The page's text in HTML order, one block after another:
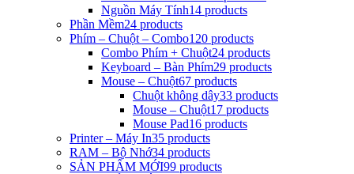
Nguồn Máy Tính14 products
Phần Mềm24 products
Phím – Chuột – Combo120 products
Combo Phím + Chuột24 products
Keyboard – Bàn Phím29 products
Mouse – Chuột67 products
Chuột không dây33 products
Mouse – Chuột17 products
Mouse Pad16 products
Printer – Máy In35 products
RAM – Bộ Nhớ34 products
SẢN PHẨM MỚI99 products